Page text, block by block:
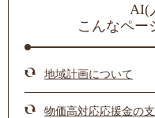
AI(
こんなペー
地域計画について
物価高対応応援金の